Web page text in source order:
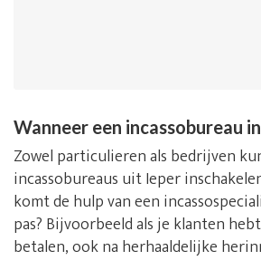
Wanneer een incassobureau
Zowel particulieren als bedrijven
incassobureaus uit Ieper
komt de hulp van een
pas? Bijvoorbeeld als je klanten
betalen, ook na herhaaldelijke